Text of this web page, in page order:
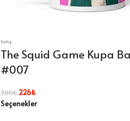
Satış
The Squid Game Kupa
#007
300₺ 226₺
Seçenekler